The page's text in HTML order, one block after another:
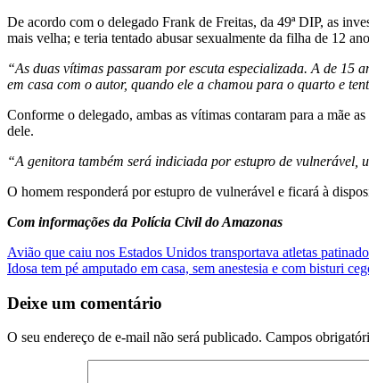
De acordo com o delegado Frank de Freitas, da 49ª DIP, as
mais velha; e teria tentado abusar sexualmente da filha de 12
“As duas vítimas passaram por escuta especializada. A de 15
em casa com o autor, quando ele a chamou para o quarto e
Conforme o delegado, ambas as vítimas contaram para a mãe
dele.
“A genitora também será indiciada por estupro de vulnerável,
O homem responderá por estupro de vulnerável e ficará à
Com informações da Polícia Civil do Amazonas
Navegação
de
Post
Avião que caiu nos Estados Unidos transportava atletas
Idosa tem pé amputado em casa, sem anestesia e com bisturi
Deixe um comentário
O seu endereço de e-mail não será publicado. Campos